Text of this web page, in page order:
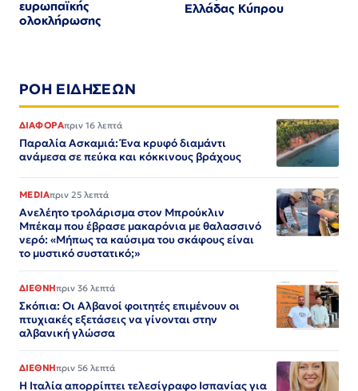
ευρωπαϊκής
ολοκλήρωσης
Ελλάδας Κύπρου
ΡΟΗ ΕΙΔΗΣΕΩΝ
ΔΙΑΦΟΡΑπριν 16 λεπτά
Παραλία Ασκαμιά: Ένα κρυφό διαμάντι
ανάμεσα σε πεύκα και κόκκινους βράχους
MEDIAπριν 25 λεπτά
Ανελέητο τρολάρισμα στον Μπρούκλιν
Μπέκαμ που έβρασε μακαρόνια με θαλασσινό
νερό: «Μήπως τα καύσιμα του σκάφους είναι
το μυστικό συστατικό;»
ΔΙΕΘΝΗπριν 36 λεπτά
Σκόπια: Οι Αλβανοί φοιτητές επιμένουν οι
πτυχιακές εξετάσεις να γίνονται στην
αλβανική γλώσσα
ΔΙΕΘΝΗπριν 56 λεπτά
Η Ιταλία απορρίπτει τελεσίγραφο Ισπανίας για